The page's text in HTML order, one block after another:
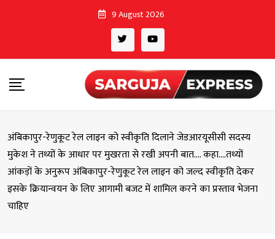
9 August 2026
अंबिकापुर-रेणुकूट रेल लाइन को स्वीकृति दिलाने जेडआरयूसीसी सदस्य
मुकेश ने तथ्यों के आधार पर मुखरता से रखी अपनी बात…. कहा….तथ्यों
आंकड़ों के अनुरूप अंबिकापुर-रेणुकूट रेल लाइन को जल्द स्वीकृति देकर
इसके क्रियान्वयन के लिए आगामी बजट में शामिल करने का प्रस्ताव भेजना
चाहिए